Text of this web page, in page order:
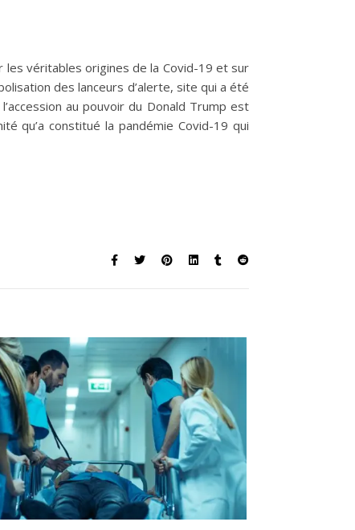
lance un site sur les vraies origines de la COVID-19.
les véritables origines de la Covid-19 et sur
des lanceurs d’alerte, site qui a été
au pouvoir du Donald Trump est
qu’a constitué la pandémie Covid-19 qui